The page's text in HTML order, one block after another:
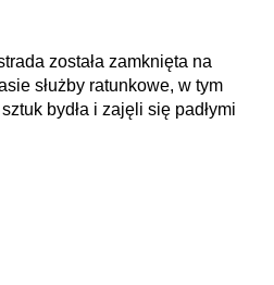
została zamknięta na
służby ratunkowe, w tym
bydła i zajęli się padłymi